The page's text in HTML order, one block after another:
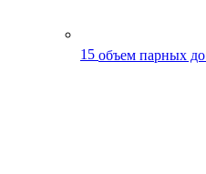
15 объем парных